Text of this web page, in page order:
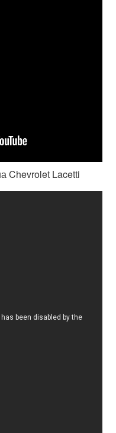
Chevrolet Lacetti